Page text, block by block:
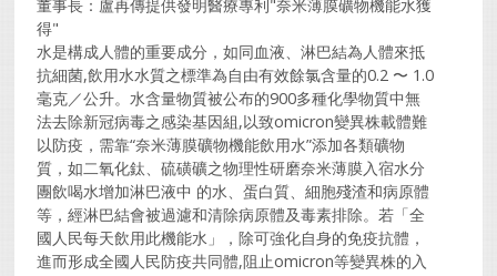
董事長：盧再傳提供發明醫療專利"奈米薄膜礦物機能水獲
得"
水是構成人體的重要成分，如同血液、淋巴結為人體來抵
抗細菌,飲用水水質之標準為自由有效餘氯含量的0.2 〜 1.0
毫克／公升。水含量物質被公布的900多種化學物質中無
法去除新冠病毒之感染基因組,以致omicron變異株載體難
以防疫，需靠“奈米薄膜礦物機能飲用水”添加各類礦物
質，如二氧化鈦、硫磺礦之物理性研磨奈米薄膜入宿水分
團飲喝水增加淋巴液中 的水、蛋白質、細胞殘渣和病原體
等，經淋巴結會被過濾和清除病原體及毒素排除。若「全
國人民每天飲用此機能水」，除可強化自身的免疫抗體，
進而形成全國人民防疫共同體,阻止omicron等變異株的入